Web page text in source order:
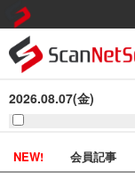
2026.08.07(金)
NEW! 会員記事